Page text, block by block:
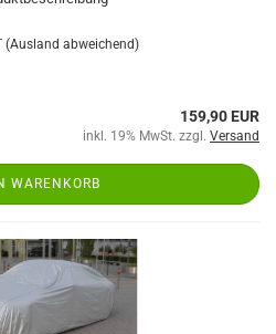
(Ausland abweichend)
159,90 EUR
inkl. 19% MwSt. zzgl. Versand
WARENKORB